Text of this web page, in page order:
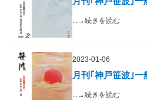
...→続きを読む
2023-01-06
月刊｢神戸笹波｣一
...→続きを読む